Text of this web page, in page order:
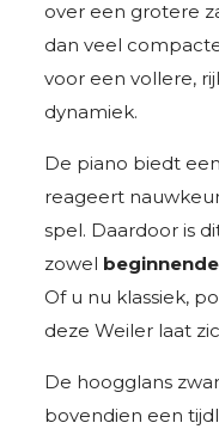
over een grotere
dan veel
voor een vollere,
dynamiek.
De piano biedt
reageert
spel. Daardoor is
zowel
Of u nu klassiek,
deze Weiler laat
De hoogglans
bovendien een